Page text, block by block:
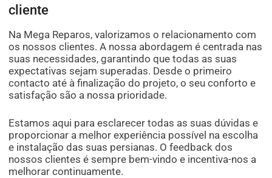
cliente
Na Mega Reparos, valorizamos o relacionamento com
os nossos clientes. A nossa abordagem é centrada nas
suas necessidades, garantindo que todas as suas
expectativas sejam superadas. Desde o primeiro
contacto até à finalização do projeto, o seu conforto e
satisfação são a nossa prioridade.
Estamos aqui para esclarecer todas as suas dúvidas e
proporcionar a melhor experiência possível na escolha
e instalação das suas persianas. O feedback dos
nossos clientes é sempre bem-vindo e incentiva-nos a
melhorar continuamente.